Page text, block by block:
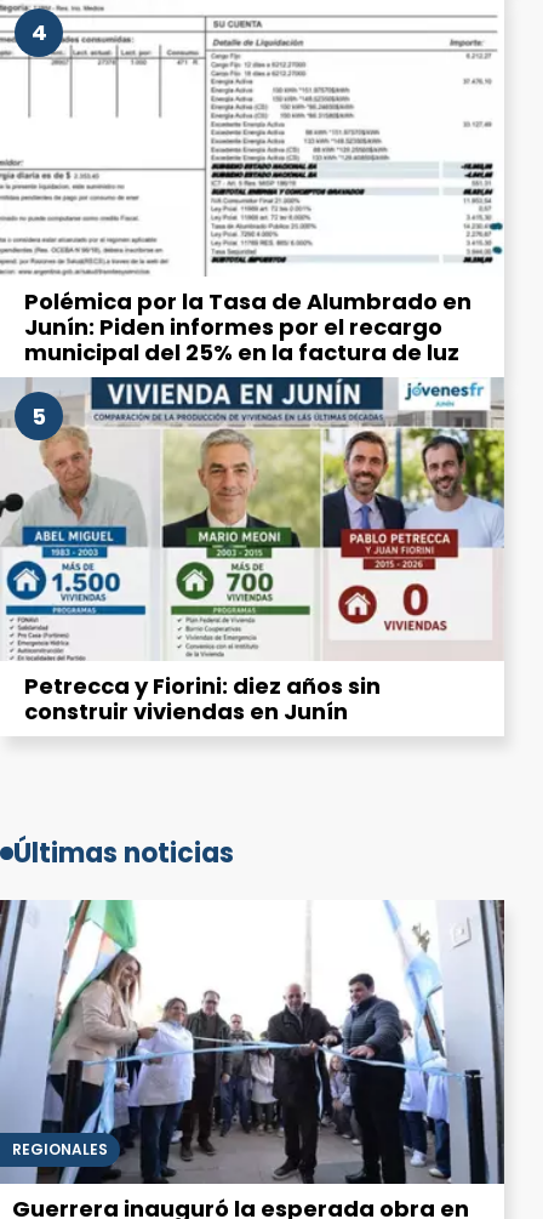
4
Polémica por la Tasa de Alumbrado en
Junín: Piden informes por el recargo
municipal del 25% en la factura de luz
5
Petrecca y Fiorini: diez años sin
construir viviendas en Junín
Últimas noticias
REGIONALES
Guerrera inauguró la esperada obra en